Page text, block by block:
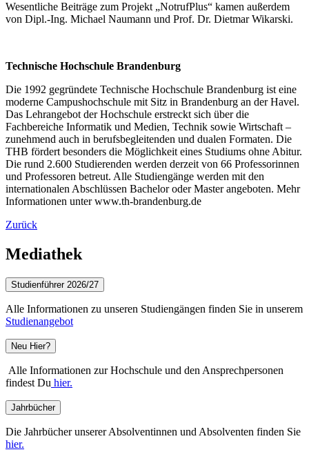
Wesentliche Beiträge zum Projekt „NotrufPlus“ kamen außerdem
von Dipl.-Ing. Michael Naumann und Prof. Dr. Dietmar Wikarski.
Technische Hochschule Brandenburg
Die 1992 gegründete Technische Hochschule Brandenburg ist eine
moderne Campushochschule mit Sitz in Brandenburg an der Havel.
Das Lehrangebot der Hochschule erstreckt sich über die
Fachbereiche Informatik und Medien, Technik sowie Wirtschaft –
zunehmend auch in berufsbegleitenden und dualen Formaten. Die
THB fördert besonders die Möglichkeit eines Studiums ohne Abitur.
Die rund 2.600 Studierenden werden derzeit von 66 Professorinnen
und Professoren betreut. Alle Studiengänge werden mit den
internationalen Abschlüssen Bachelor oder Master angeboten. Mehr
Informationen unter www.th-brandenburg.de
Zurück
Mediathek
Studienführer 2026/27
Alle Informationen zu unseren Studiengängen finden Sie in unserem
Studienangebot
Neu Hier?
Alle Informationen zur Hochschule und den Ansprechpersonen
findest Du hier.
Jahrbücher
Die Jahrbücher unserer Absolventinnen und Absolventen finden Sie
hier.